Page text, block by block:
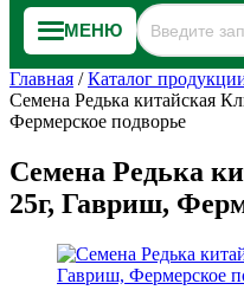
МЕНЮ
Главная /Каталог
Семена Редька китайская
Фермерское подворье
Семена Редька
25г, Гавриш,